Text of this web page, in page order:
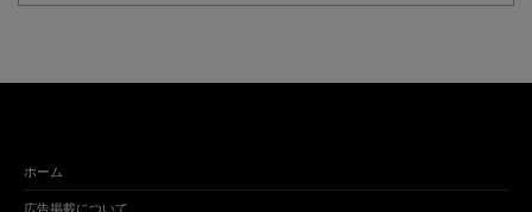
ホーム
広告掲載について